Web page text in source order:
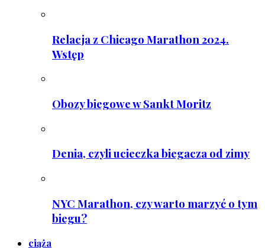
Relacja z Chicago Marathon 2024.
Wstęp
Obozy biegowe w Sankt Moritz
Denia, czyli ucieczka biegacza od zimy
NYC Marathon, czy warto marzyć o tym
biegu?
ciąża